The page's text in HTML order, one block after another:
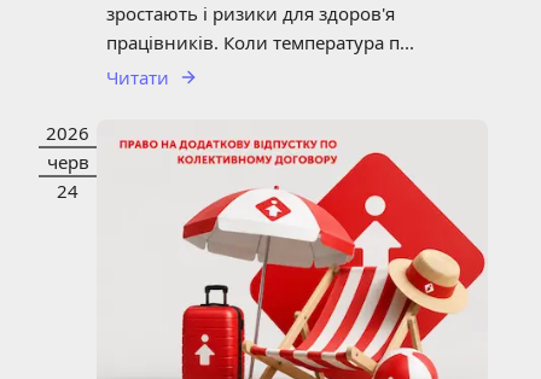
зростають і ризики для здоров'я
працівників. Коли температура п...
Читати
2026
черв
24
СТАТТЯ НОВИНИ